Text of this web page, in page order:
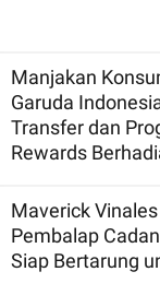
Manjakan
Garuda
Transfer dan
Rewards
Maverick
Pembalap
Siap Bertarung